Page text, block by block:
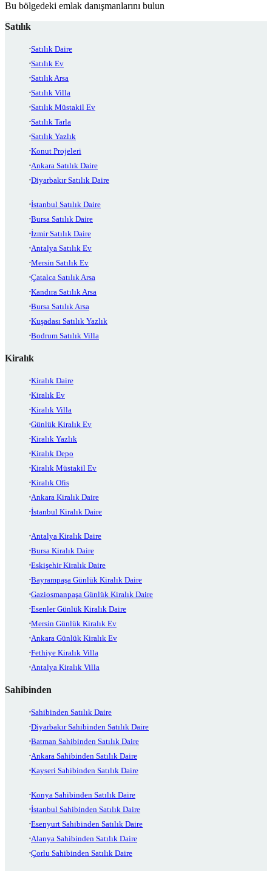
Bu bölgedeki emlak danışmanlarını bulun
Satılık
Satılık Daire
Satılık Ev
Satılık Arsa
Satılık Villa
Satılık Müstakil Ev
Satılık Tarla
Satılık Yazlık
Konut Projeleri
Ankara Satılık Daire
Diyarbakır Satılık Daire
İstanbul Satılık Daire
Bursa Satılık Daire
İzmir Satılık Daire
Antalya Satılık Ev
Mersin Satılık Ev
Çatalca Satılık Arsa
Kandıra Satılık Arsa
Bursa Satılık Arsa
Kuşadası Satılık Yazlık
Bodrum Satılık Villa
Kiralık
Kiralık Daire
Kiralık Ev
Kiralık Villa
Günlük Kiralık Ev
Kiralık Yazlık
Kiralık Depo
Kiralık Müstakil Ev
Kiralık Ofis
Ankara Kiralık Daire
İstanbul Kiralık Daire
Antalya Kiralık Daire
Bursa Kiralık Daire
Eskişehir Kiralık Daire
Bayrampaşa Günlük Kiralık Daire
Gaziosmanpaşa Günlük Kiralık Daire
Esenler Günlük Kiralık Daire
Mersin Günlük Kiralık Ev
Ankara Günlük Kiralık Ev
Fethiye Kiralık Villa
Antalya Kiralık Villa
Sahibinden
Sahibinden Satılık Daire
Diyarbakır Sahibinden Satılık Daire
Batman Sahibinden Satılık Daire
Ankara Sahibinden Satılık Daire
Kayseri Sahibinden Satılık Daire
Konya Sahibinden Satılık Daire
İstanbul Sahibinden Satılık Daire
Esenyurt Sahibinden Satılık Daire
Alanya Sahibinden Satılık Daire
Çorlu Sahibinden Satılık Daire